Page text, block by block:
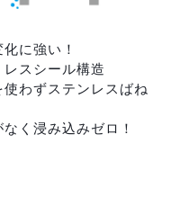
に強い！
スシール構造
使わずステンレスばね
く浸み込みゼロ！